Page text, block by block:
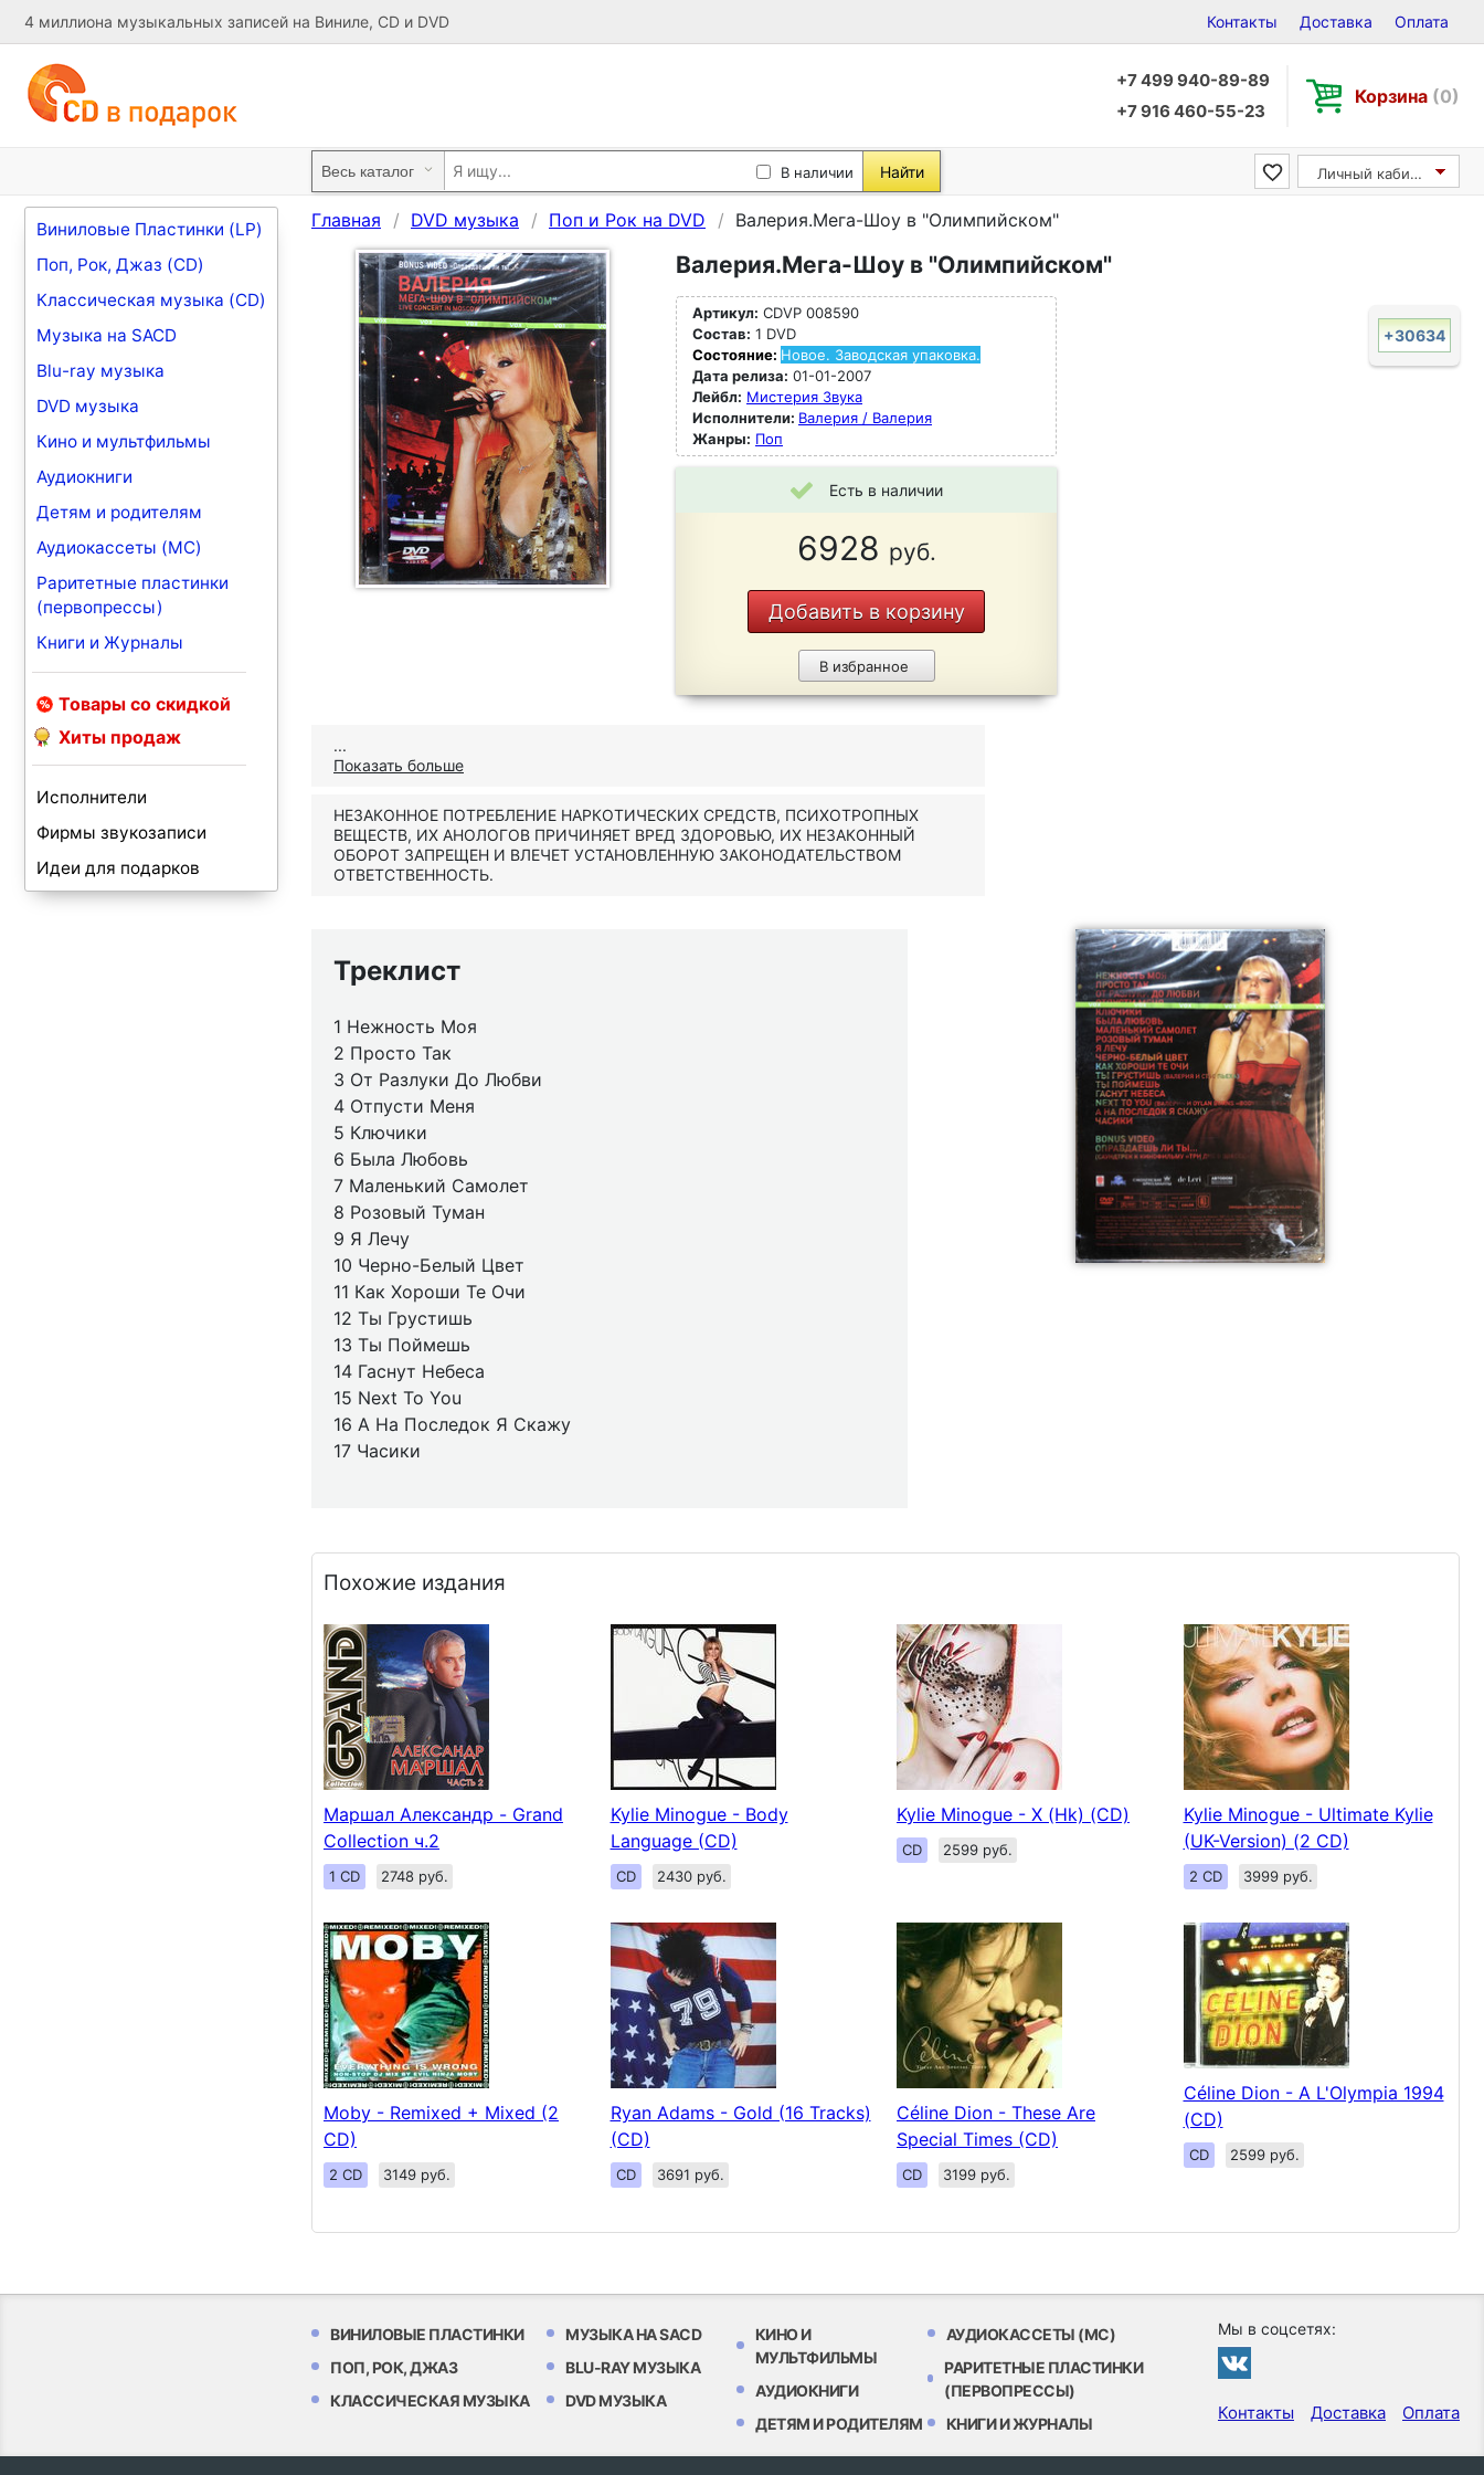
4 миллиона музыкальных записей на Виниле, CD и DVD Контакты Доставка Оплата
+7 499 940-89-89
+7 916 460-55-23
Корзина (0)
В наличии Найти Личный кабинет
Виниловые Пластинки (LP)
Поп, Рок, Джаз (CD)
Классическая музыка (CD)
Музыка на SACD
Blu-ray музыка
DVD музыка
Кино и мультфильмы
Аудиокниги
Детям и родителям
Аудиокассеты (MC)
Раритетные пластинки
(первопрессы)
Книги и Журналы
Товары со скидкой
Хиты продаж
Исполнители
Фирмы звукозаписи
Идеи для подарков
Главная DVD музыка Поп и Рок на DVD Валерия.Мега-Шоу в "Олимпийском"
Валерия.Мега-Шоу в "Олимпийском"
Артикул: CDVP 008590
Состав: 1 DVD
Состояние: Новое. Заводская упаковка.
Дата релиза: 01-01-2007
Лейбл: Мистерия Звука
Исполнители: Валерия / Валерия
Жанры: Поп
Есть в наличии
6928 руб.
Добавить в корзину
В избранное
+30634
...
Показать больше
НЕЗАКОННОЕ ПОТРЕБЛЕНИЕ НАРКОТИЧЕСКИХ СРЕДСТВ, ПСИХОТРОПНЫХ
ВЕЩЕСТВ, ИХ АНОЛОГОВ ПРИЧИНЯЕТ ВРЕД ЗДОРОВЬЮ, ИХ НЕЗАКОННЫЙ
ОБОРОТ ЗАПРЕЩЕН И ВЛЕЧЕТ УСТАНОВЛЕННУЮ ЗАКОНОДАТЕЛЬСТВОМ
ОТВЕТСТВЕННОСТЬ.
Треклист
1 Нежность Моя
2 Просто Так
3 От Разлуки До Любви
4 Отпусти Меня
5 Ключики
6 Была Любовь
7 Маленький Самолет
8 Розовый Туман
9 Я Лечу
10 Черно-Белый Цвет
11 Как Хороши Те Очи
12 Ты Грустишь
13 Ты Поймешь
14 Гаснут Небеса
15 Next To You
16 А На Последок Я Скажу
17 Часики
Похожие издания
Маршал Александр - Grand
Collection ч.2
1 CD 2748 руб.
Kylie Minogue - Body
Language (CD)
CD 2430 руб.
Kylie Minogue - X (Hk) (CD)
CD 2599 руб.
Kylie Minogue - Ultimate Kylie
(UK-Version) (2 CD)
2 CD 3999 руб.
Moby - Remixed + Mixed (2
CD)
2 CD 3149 руб.
Ryan Adams - Gold (16 Tracks)
(CD)
CD 3691 руб.
Céline Dion - These Are
Special Times (CD)
CD 3199 руб.
Céline Dion - A L'Olympia 1994
(CD)
CD 2599 руб.
ВИНИЛОВЫЕ ПЛАСТИНКИ
ПОП, РОК, ДЖАЗ
КЛАССИЧЕСКАЯ МУЗЫКА
МУЗЫКА НА SACD
BLU-RAY МУЗЫКА
DVD МУЗЫКА
КИНО И
МУЛЬТФИЛЬМЫ
АУДИОКНИГИ
ДЕТЯМ И РОДИТЕЛЯМ
АУДИОКАССЕТЫ (MC)
РАРИТЕТНЫЕ ПЛАСТИНКИ
(ПЕРВОПРЕССЫ)
КНИГИ И ЖУРНАЛЫ
Мы в соцсетях:
Контакты Доставка Оплата